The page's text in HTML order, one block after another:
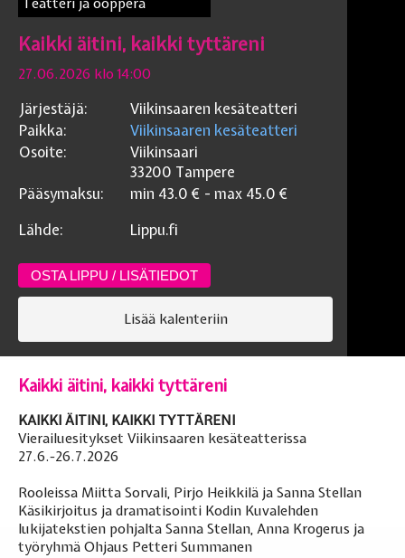
Teatteri ja ooppera
Kaikki äitini, kaikki tyttäreni
27.06.2026 klo 14:00
Järjestäjä:
Viikinsaaren kesäteatteri
Paikka:
Viikinsaaren kesäteatteri
Osoite:
Viikinsaari
33200 Tampere
Pääsymaksu:
min 43.0 € - max 45.0 €
Lähde:
Lippu.fi
OSTA LIPPU / LISÄTIEDOT
Lisää kalenteriin
Kaikki äitini, kaikki tyttäreni
KAIKKI ÄITINI, KAIKKI TYTTÄRENI
Vierailuesitykset Viikinsaaren kesäteatterissa
27.6.-26.7.2026
Rooleissa Miitta Sorvali, Pirjo Heikkilä ja Sanna Stellan
Käsikirjoitus ja dramatisointi Kodin Kuvalehden
lukijatekstien pohjalta Sanna Stellan, Anna Krogerus ja
työryhmä Ohjaus Petteri Summanen